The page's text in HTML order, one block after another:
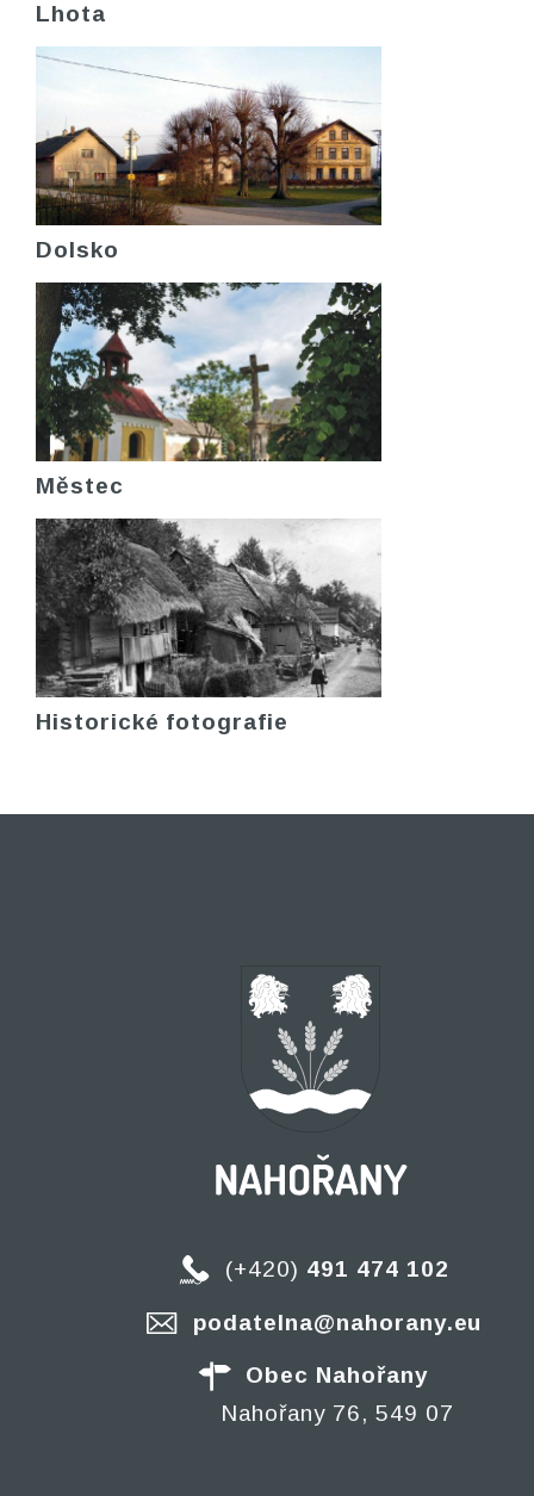
Lhota
Dolsko
Městec
Historické fotografie
(+420) 491 474 102
podatelna@nahorany.eu
Obec Nahořany
Nahořany 76, 549 07